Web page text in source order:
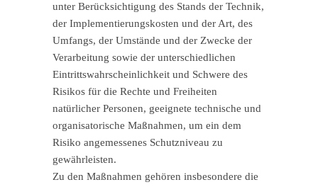
unter Berücksichtigung des Stands der Technik,
der Implementierungskosten und der Art, des
Umfangs, der Umstände und der Zwecke der
Verarbeitung sowie der unterschiedlichen
Eintrittswahrscheinlichkeit und Schwere des
Risikos für die Rechte und Freiheiten
natürlicher Personen, geeignete technische und
organisatorische Maßnahmen, um ein dem
Risiko angemessenes Schutzniveau zu
gewährleisten.
Zu den Maßnahmen gehören insbesondere die